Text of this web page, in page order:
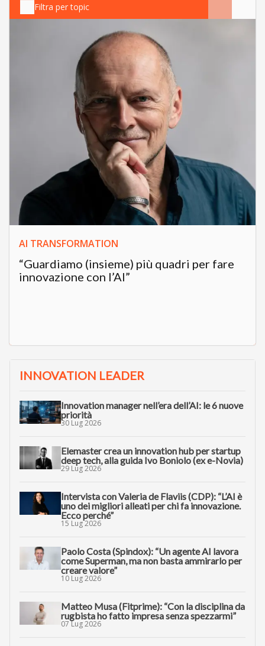
Filtra per topic
AI TRANSFORMATION
“Guardiamo (insieme) più quadri per fare
innovazione con l’AI”
INNOVATION LEADER
Innovation manager nell’era dell’AI: le 6 nuove
priorità
30 Lug 2026
Elemaster crea un innovation hub per startup
deep tech, alla guida Ivo Boniolo (ex e-Novia)
29 Lug 2026
Intervista con Valeria de Flaviis (CDP): “L’AI è
uno dei migliori alleati per chi fa innovazione.
Ecco perché”
15 Lug 2026
Paolo Costa (Spindox): “Un agente AI lavora
come Superman, ma non basta ammirarlo per
creare valore”
10 Lug 2026
Matteo Musa (Fitprime): “Con la disciplina da
rugbista ho fatto impresa senza spezzarmi”
07 Lug 2026